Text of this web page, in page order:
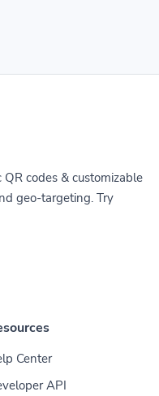
codes & customizable
geo-targeting. Try
Center
API